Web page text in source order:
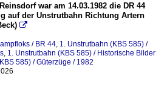
war am 14.03.1982 die DR 44
auf der Unstrutbahn Richtung Artern

/ BR 44, 1. Unstrutbahn (KBS 585) /
, 1. Unstrutbahn (KBS 585) / Historische Bilder
585) / Güterzüge / 1982